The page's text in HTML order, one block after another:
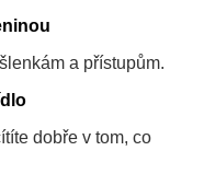
a přístupům.
dobře v tom, co